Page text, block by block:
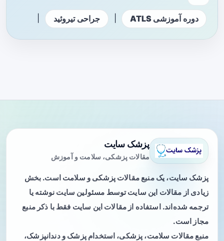
دوره آموزشی ATLS جراحی تیروئید
پزشک سایت
مقالات پزشکی، سلامت و آموزش
پزشک سایت، یک منبع مقالات پزشکی و سلامت است. بخش
زیادی از مقالات این سایت توسط مسئولین سایت نوشته یا
ترجمه شده‌اند. استفاده از مقالات این سایت فقط با ذکر منبع
مجاز است.
منبع مقالات سلامت، پزشکی، استخدام پزشک و دندانپزشک،